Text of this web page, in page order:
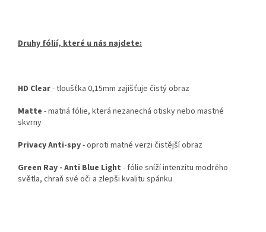
Druhy fólií, které u nás najdete:
HD Clear- tloušťka 0,15mm zajišťuje čistý obraz
Matte - matná fólie, která nezanechá otisky nebo mastné
skvrny
Privacy Anti-spy- oproti matné verzi čistější obraz
Green Ray - Anti Blue Light - fólie sníží intenzitu modrého
světla, chraň své oči a zlepši kvalitu spánku